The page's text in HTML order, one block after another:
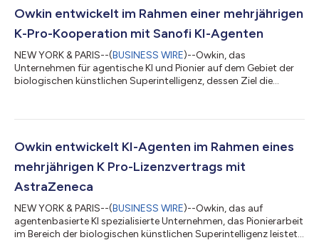
Owkin entwickelt im Rahmen einer mehrjährigen
K-Pro-Kooperation mit Sanofi KI-Agenten
NEW YORK & PARIS--(BUSINESS WIRE)--Owkin, das
Unternehmen für agentische KI und Pionier auf dem Gebiet der
biologischen künstlichen Superintelligenz, dessen Ziel die
Zusammenarbeit mit Sanofi bekannt. Im Rahmen dieser
nächsten Generation entwickelt werden, unterstützt durch eine
fünfjährige Lizenz für K Pro, den KI-Wissenschaftler von Owk...
Owkin entwickelt KI-Agenten im Rahmen eines
mehrjährigen K Pro-Lizenzvertrags mit
AstraZeneca
NEW YORK & PARIS--(BUSINESS WIRE)--Owkin, das auf
agentenbasierte KI spezialisierte Unternehmen, das Pionierarbeit
im Bereich der biologischen künstlichen Superintelligenz leistet,